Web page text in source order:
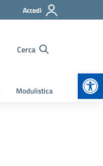
Accedi
Cerca
Modulistica